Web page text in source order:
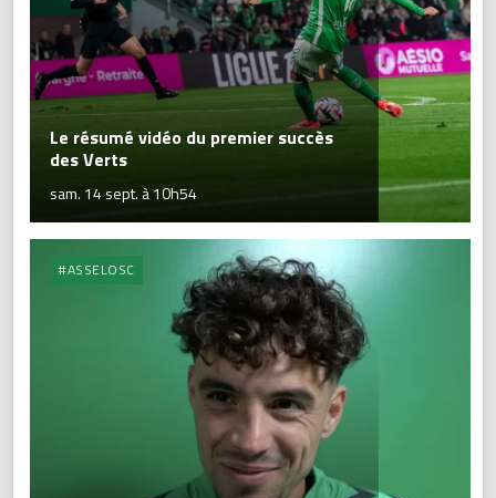
Le résumé vidéo du premier succès
des Verts
sam. 14 sept. à 10h54
#ASSELOSC